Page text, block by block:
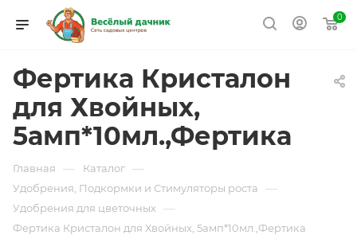
0
Фертика Кристалон
для Хвойных,
5амп*10мл.,Фертика
Главная — Каталог —
Удобрения, Подкормки и Стимуляторы роста —
Удобрения для цветочных —
Фертика Кристалон для Хвойных, 5амп*10мл.,Фертика